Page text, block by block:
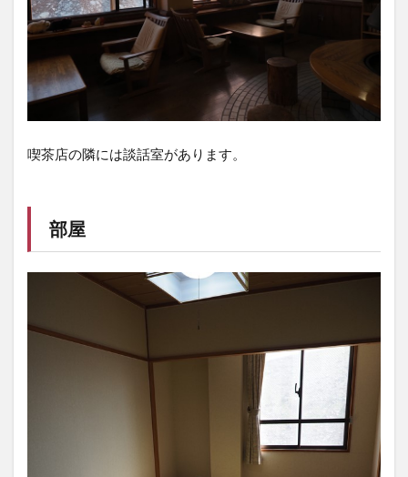
喫茶店の隣には談話室があります。
部屋